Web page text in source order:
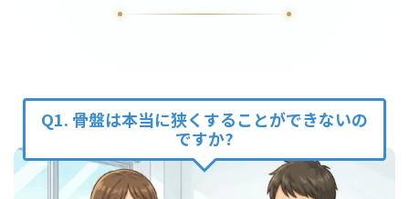
Q1. 骨盤は本当に狭くすることができないの
ですか?